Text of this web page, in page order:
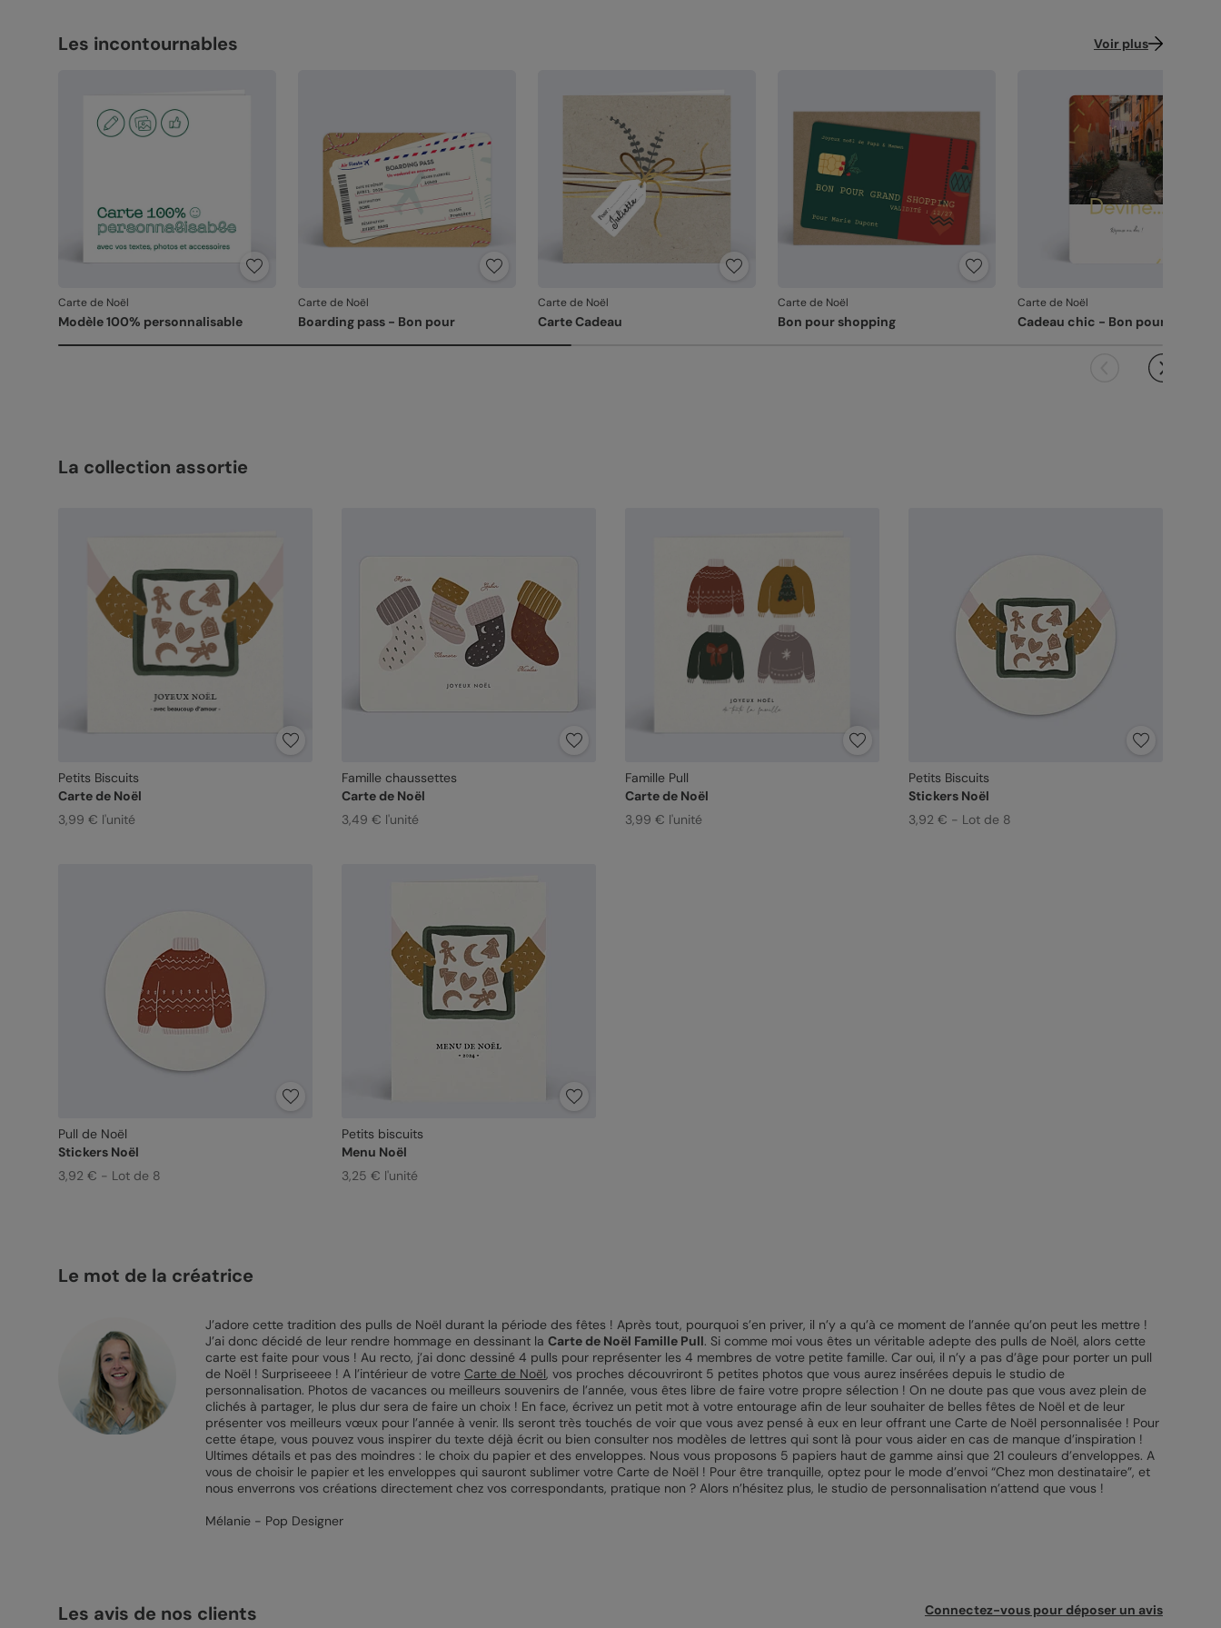
Les incontournables Voir plus
Carte de Noël
Modèle 100% personnalisable
Carte de Noël
Boarding pass - Bon pour
Carte de Noël
Carte Cadeau
Carte de Noël
Bon pour shopping
Carte de Noël
Cadeau chic - Bon pour
La collection assortie
Petits Biscuits
Carte de Noël
3,99 € l'unité
Famille chaussettes
Carte de Noël
3,49 € l'unité
Famille Pull
Carte de Noël
3,99 € l'unité
Petits Biscuits
Stickers Noël
3,92 € - Lot de 8
Pull de Noël
Stickers Noël
3,92 € - Lot de 8
Petits biscuits
Menu Noël
3,25 € l'unité
Le mot de la créatrice
J’adore cette tradition des pulls de Noël durant la période des fêtes ! Après tout, pourquoi s’en priver, il n’y a qu’à ce moment de l’année qu’on peut les mettre !
J’ai donc décidé de leur rendre hommage en dessinant la Carte de Noël Famille Pull. Si comme moi vous êtes un véritable adepte des pulls de Noël, alors cette
carte est faite pour vous ! Au recto, j’ai donc dessiné 4 pulls pour représenter les 4 membres de votre petite famille. Car oui, il n’y a pas d’âge pour porter un pull
de Noël ! Surpriseeee ! A l’intérieur de votre Carte de Noël, vos proches découvriront 5 petites photos que vous aurez insérées depuis le studio de
personnalisation. Photos de vacances ou meilleurs souvenirs de l’année, vous êtes libre de faire votre propre sélection ! On ne doute pas que vous avez plein de
clichés à partager, le plus dur sera de faire un choix ! En face, écrivez un petit mot à votre entourage afin de leur souhaiter de belles fêtes de Noël et de leur
présenter vos meilleurs vœux pour l’année à venir. Ils seront très touchés de voir que vous avez pensé à eux en leur offrant une Carte de Noël personnalisée ! Pour
cette étape, vous pouvez vous inspirer du texte déjà écrit ou bien consulter nos modèles de lettres qui sont là pour vous aider en cas de manque d’inspiration !
Ultimes détails et pas des moindres : le choix du papier et des enveloppes. Nous vous proposons 5 papiers haut de gamme ainsi que 21 couleurs d’enveloppes. A
vous de choisir le papier et les enveloppes qui sauront sublimer votre Carte de Noël ! Pour être tranquille, optez pour le mode d’envoi “Chez mon destinataire”, et
nous enverrons vos créations directement chez vos correspondants, pratique non ? Alors n’hésitez plus, le studio de personnalisation n’attend que vous !
Mélanie - Pop Designer
Les avis de nos clients Connectez-vous pour déposer un avis